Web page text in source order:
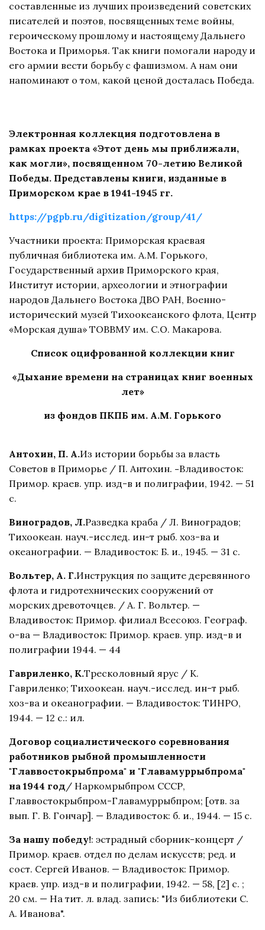
составленные из лучших произведений советских
писателей и поэтов, посвященных теме войны,
героическому прошлому и настоящему Дальнего
Востока и Приморья. Так книги помогали народу и
его армии вести борьбу с фашизмом. А нам они
напоминают о том, какой ценой досталась Победа.
Электронная коллекция подготовлена в
рамках проекта «Этот день мы приближали,
как могли», посвященном 70-летию Великой
Победы. Представлены книги, изданные в
Приморском крае в 1941-1945 гг.
https://pgpb.ru/digitization/group/41/
Участники проекта: Приморская краевая
публичная библиотека им. А.М. Горького,
Государственный архив Приморского края,
Институт истории, археологии и этнографии
народов Дальнего Востока ДВО РАН, Военно-
исторический музей Тихоокеанского флота, Центр
«Морская душа» ТОВВМУ им. С.О. Макарова.
Список оцифрованной коллекции книг
«Дыхание времени на страницах книг военных
лет»
из фондов ПКПБ им. А.М. Горького
Антохин, П. А.Из истории борьбы за власть
Советов в Приморье / П. Антохин. -Владивосток:
Примор. краев. упр. изд-в и полиграфии, 1942. — 51
с.
Виноградов, Л.Разведка краба / Л. Виноградов;
Тихоокеан. науч.-исслед. ин-т рыб. хоз-ва и
океанографии. — Владивосток: Б. и., 1945. — 31 с.
Вольтер, А. Г.Инструкция по защите деревянного
флота и гидротехнических сооружений от
морских древоточцев. / А. Г. Вольтер. —
Владивосток: Примор. филиал Всесоюз. Географ.
о-ва — Владивосток: Примор. краев. упр. изд-в и
полиграфии 1944. — 44
Гавриленко, К.Тресколовный ярус / К.
Гавриленко; Тихоокеан. науч.-исслед. ин-т рыб.
хоз-ва и океанографии. — Владивосток: ТИНРО,
1944. — 12 с.: ил.
Договор социалистического соревнования
работников рыбной промышленности
"Главвостокрыбпрома" и "Главамуррыбпрома"
на 1944 год / Наркомрыбпром СССР,
Главвостокрыбпром-Главамуррыбпром; [отв. за
вып. Г. В. Гончар]. — Владивосток: б. и., 1944. — 15 с.
За нашу победу!: эстрадный сборник-концерт /
Примор. краев. отдел по делам искусств; ред. и
сост. Сергей Иванов. — Владивосток: Примор.
краев. упр. изд-в и полиграфии, 1942. — 58, [2] c. ;
20 см. — На тит. л. влад. запись: "Из библиотеки С.
А. Иванова".